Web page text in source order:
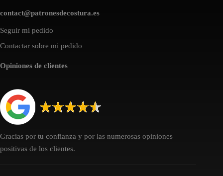
contact@patronesdecostura.es
Seguir mi pedido
Contactar sobre mi pedido
Opiniones de clientes
Gracias por tu confianza y por las numerosas opiniones
positivas de los clientes.